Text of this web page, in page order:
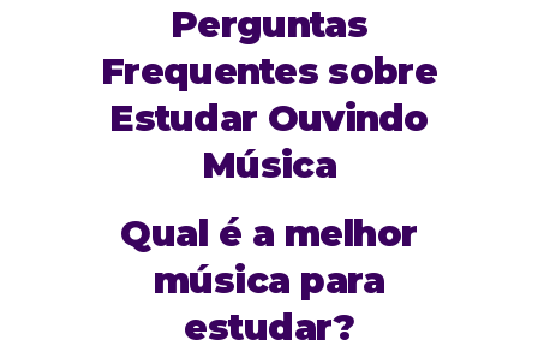
Perguntas
Frequentes sobre
Estudar Ouvindo
Música
Qual é a melhor
música para
estudar?